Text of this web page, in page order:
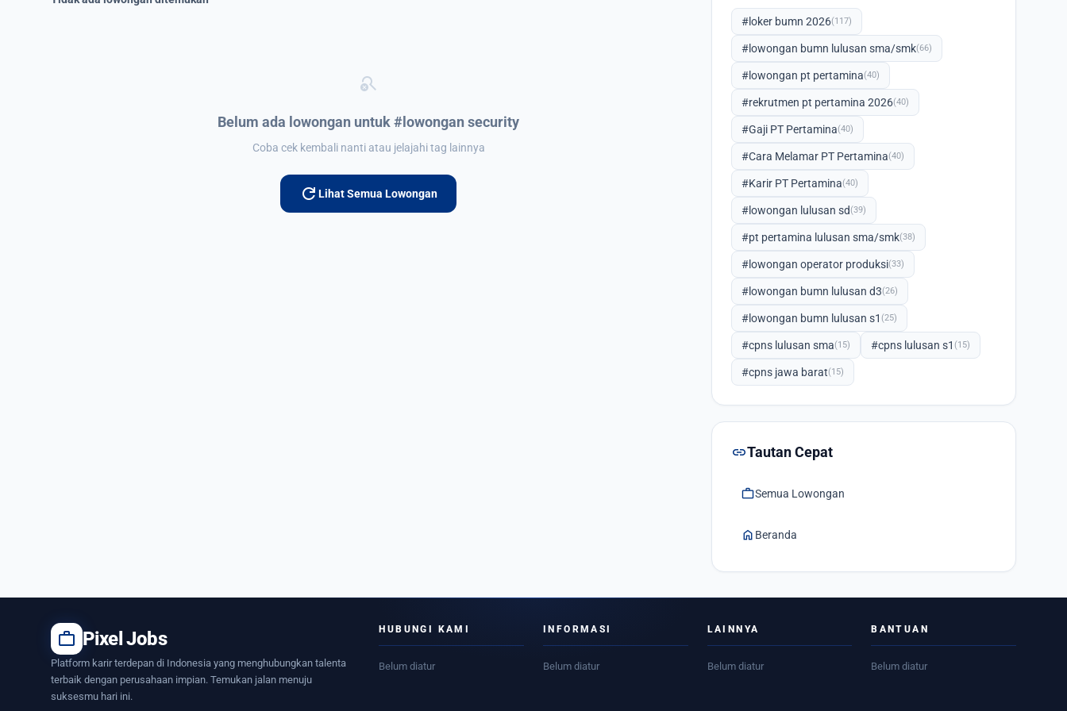
search_off
Belum ada lowongan untuk #lowongan security
Coba cek kembali nanti atau jelajahi tag lainnya
refresh Lihat Semua Lowongan
#loker bumn 2026(117)
#lowongan bumn lulusan sma/smk(66)
#lowongan pt pertamina(40)
#rekrutmen pt pertamina 2026(40)
#Gaji PT Pertamina(40)
#Cara Melamar PT Pertamina(40)
#Karir PT Pertamina(40)
#lowongan lulusan sd(39)
#pt pertamina lulusan sma/smk(38)
#lowongan operator produksi(33)
#lowongan bumn lulusan d3(26)
#lowongan bumn lulusan s1 (25)
#cpns lulusan sma(15) #cpns lulusan s1 (15)
#cpns jawa barat(15)
linkTautan Cepat
workSemua Lowongan
home Beranda
work Pixel Jobs
Platform karir terdepan di Indonesia yang menghubungkan talenta
terbaik dengan perusahaan impian. Temukan jalan menuju
suksesmu hari ini.
HUBUNGI KAMI
Belum diatur
INFORMASI
Belum diatur
LAINNYA
Belum diatur
BANTUAN
Belum diatur